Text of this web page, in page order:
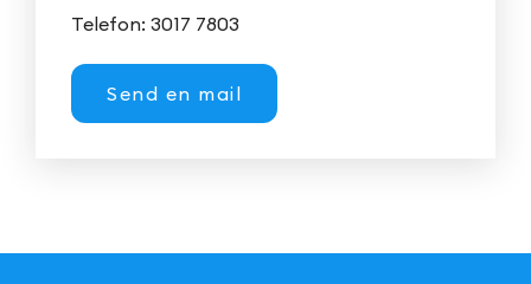
Telefon: 3017 7803
Send en mail